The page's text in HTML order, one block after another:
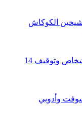
الكوكاش
في الحمرا… تفكيك شبكتَي اتجار بالأشخاص وتوقيف 14
وأدوبي